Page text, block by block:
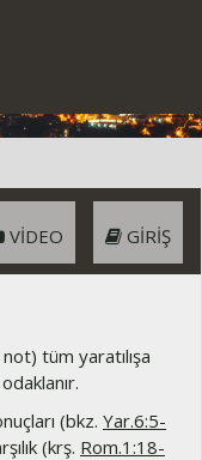
GIRIŞ
VIDEO
tüm yaratılışa
(bkz. Yar.6:5-
(krş. Rom.1:18-